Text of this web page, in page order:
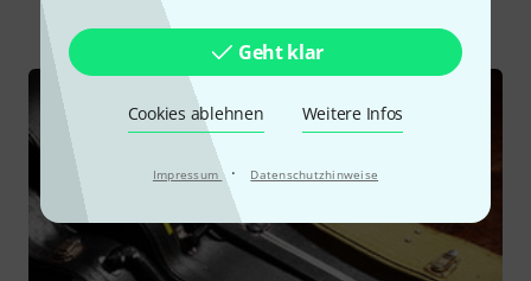
Geht klar
Cookies ablehnen Weitere Infos
Impressum · Datenschutzhinweise